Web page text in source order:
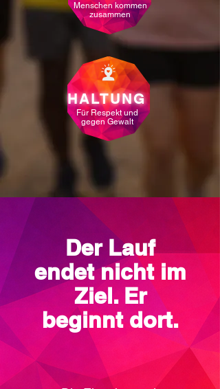
Menschen kommen
zusammen
Für Respekt und
gegen Gewalt
HALTUNG
Der Lauf
endet nicht im
Ziel. Er
beginnt dort.